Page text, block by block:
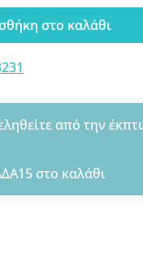
στο καλάθι
από την
στο καλάθι